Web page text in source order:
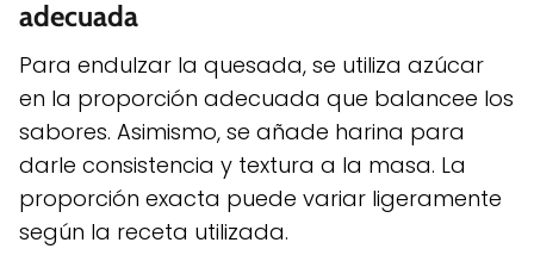
adecuada
Para endulzar la quesada, se utiliza azúcar
en la proporción adecuada que balancee los
sabores. Asimismo, se añade harina para
darle consistencia y textura a la masa. La
proporción exacta puede variar ligeramente
según la receta utilizada.